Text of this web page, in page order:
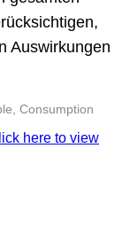
Auswirkungen
Consumption
here to view